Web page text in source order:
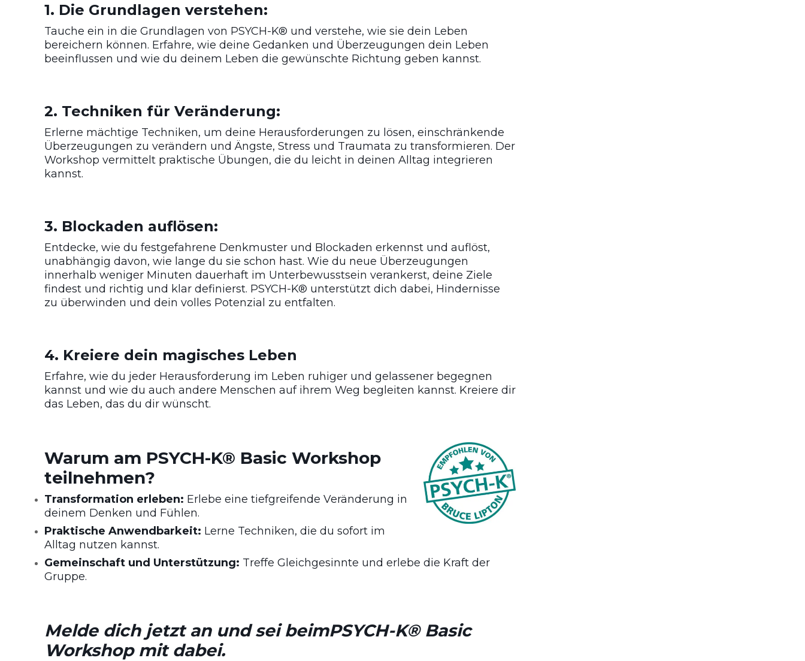
1. Die Grundlagen verstehen:
Tauche ein in die Grundlagen von PSYCH-K® und verstehe, wie sie dein Leben
bereichern können. Erfahre, wie deine Gedanken und Überzeugungen dein Leben
beeinflussen und wie du deinem Leben die gewünschte Richtung geben kannst.
2. Techniken für Veränderung:
Erlerne mächtige Techniken, um deine Herausforderungen zu lösen, einschränkende
Überzeugungen zu verändern und Ängste, Stress und Traumata zu transformieren. Der
Workshop vermittelt praktische Übungen, die du leicht in deinen Alltag integrieren
kannst.
3. Blockaden auflösen:
Entdecke, wie du festgefahrene Denkmuster und Blockaden erkennst und auflöst,
unabhängig davon, wie lange du sie schon hast. Wie du neue Überzeugungen
innerhalb weniger Minuten dauerhaft im Unterbewusstsein verankerst, deine Ziele
findest und richtig und klar definierst. PSYCH-K® unterstützt dich dabei, Hindernisse
zu überwinden und dein volles Potenzial zu entfalten.
4. Kreiere dein magisches Leben
Erfahre, wie du jeder Herausforderung im Leben ruhiger und gelassener begegnen
kannst und wie du auch andere Menschen auf ihrem Weg begleiten kannst. Kreiere dir
das Leben, das du dir wünscht.
Warum am PSYCH-K® Basic Workshop
teilnehmen?
Transformation erleben: Erlebe eine tiefgreifende Veränderung in
deinem Denken und Fühlen.
Praktische Anwendbarkeit: Lerne Techniken, die du sofort im
Alltag nutzen kannst.
Gemeinschaft und Unterstützung: Treffe Gleichgesinnte und erlebe die Kraft der
Gruppe.
Melde dich jetzt an und sei beimPSYCH-K® Basic
Workshop mit dabei.